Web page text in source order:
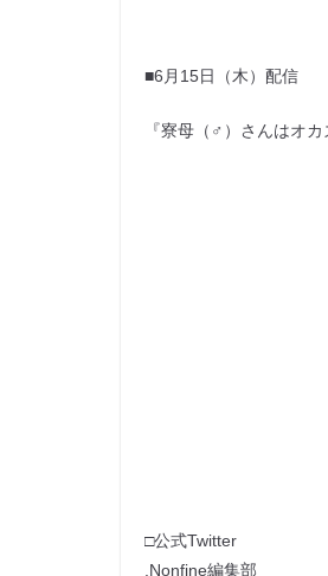
■6月15日（木）配信
『寮母（♂）さんはオ
□公式Twitter
.Nonfine編集部